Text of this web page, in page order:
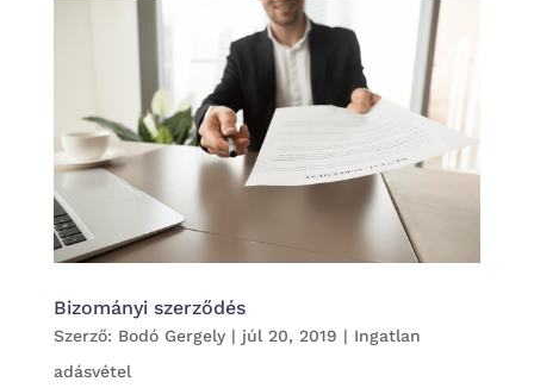
Bizományi szerződés
Szerző: Bodó Gergely| júl 20, 2019 | Ingatlan
adásvétel